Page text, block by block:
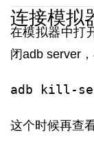
连接模拟
在模拟器中打
闭adb server
adb kill-
这个时候再查